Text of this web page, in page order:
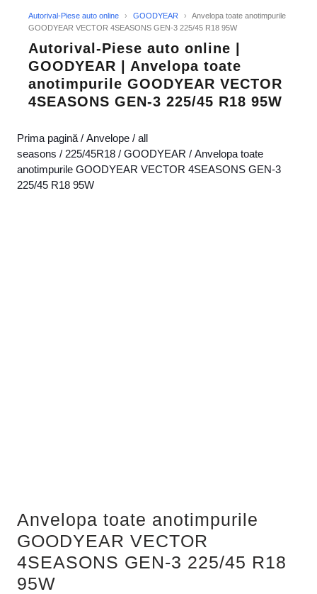
Autorival-Piese auto online › GOODYEAR ›
Anvelopa toate anotimpurile
GOODYEAR VECTOR 4SEASONS GEN-3 225/45 R18 95W
Autorival-Piese auto online |
GOODYEAR | Anvelopa toate
anotimpurile GOODYEAR VECTOR
4SEASONS GEN-3 225/45 R18 95W
Prima pagină / Anvelope / all
seasons / 225/45R18 / GOODYEAR / Anvelopa toate
anotimpurile GOODYEAR VECTOR 4SEASONS GEN-3
225/45 R18 95W
Anvelopa toate anotimpurile
GOODYEAR VECTOR
4SEASONS GEN-3 225/45 R18
95W